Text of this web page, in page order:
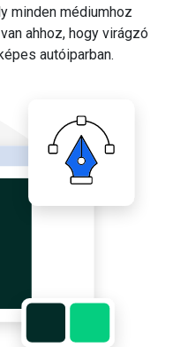
minden médiumhoz
ahhoz, hogy virágzó
autóiparban.